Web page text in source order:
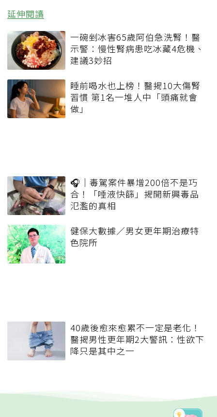
延伸閱讀
一碗剉冰害65歲阿伯急洗腎！醫
示警：慢性腎病患吃冰藏4危機、
建議3妙招
睡前喝水也上榜！醫揭10大傷腎
習慣 第1名一堆人中「頭痛就會
做」
🎧｜毒駕案件暴增200倍不是巧
合！「唾液快篩」揭開新興毒品
氾濫的真相
健保大數據／男女更年期治療特
色院所
40歲後愈來愈累不一定是老化！
醫揭男性更年期2大警訊：性欲下
降只是其中之一